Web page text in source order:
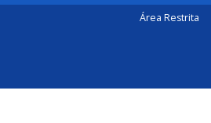
Área Restrita